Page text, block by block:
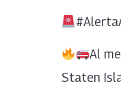
Al
Staten